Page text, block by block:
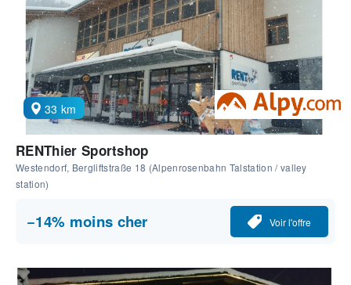
33 km
RENThier Sportshop
Westendorf, Bergliftstraße 18 (Alpenrosenbahn Talstation / valley
station)
−14% moins cher Voir l'offre